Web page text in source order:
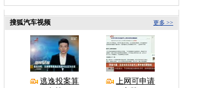
更多 >>
搜狐汽车视频
逃逸投案算
上网可申请